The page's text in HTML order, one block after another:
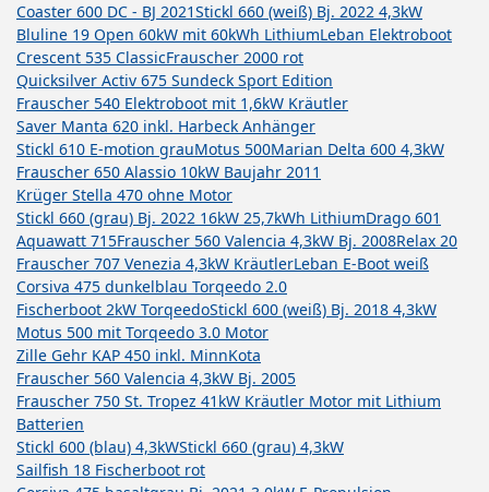
Coaster 600 DC - BJ 2021Stickl 660 (weiß) Bj. 2022 4,3kW
Bluline 19 Open 60kW mit 60kWh LithiumLeban Elektroboot
Crescent 535 ClassicFrauscher 2000 rot
Quicksilver Activ 675 Sundeck Sport Edition
Frauscher 540 Elektroboot mit 1,6kW Kräutler
Saver Manta 620 inkl. Harbeck Anhänger
Stickl 610 E-motion grauMotus 500Marian Delta 600 4,3kW
Frauscher 650 Alassio 10kW Baujahr 2011
Krüger Stella 470 ohne Motor
Stickl 660 (grau) Bj. 2022 16kW 25,7kWh LithiumDrago 601
Aquawatt 715Frauscher 560 Valencia 4,3kW Bj. 2008Relax 20
Frauscher 707 Venezia 4,3kW KräutlerLeban E-Boot weiß
Corsiva 475 dunkelblau Torqeedo 2.0
Fischerboot 2kW TorqeedoStickl 600 (weiß) Bj. 2018 4,3kW
Motus 500 mit Torqeedo 3.0 Motor
Zille Gehr KAP 450 inkl. MinnKota
Frauscher 560 Valencia 4,3kW Bj. 2005
Frauscher 750 St. Tropez 41kW Kräutler Motor mit Lithium
Batterien
Stickl 600 (blau) 4,3kWStickl 660 (grau) 4,3kW
Sailfish 18 Fischerboot rot